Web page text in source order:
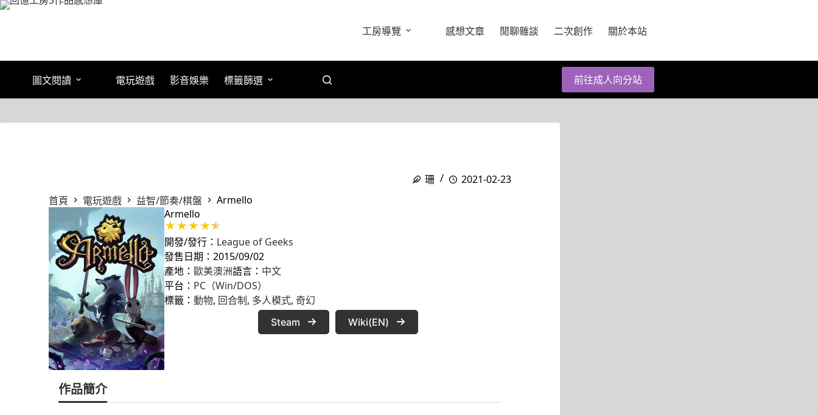
跳
工房導覽 感想文章 閒聊雜談 二次創作 關於本站
圖文閱讀 電玩遊戲 影音娛樂 標籤篩選 前往成人向分站
珊
2021-02-23
首頁
電玩遊戲 益智/節奏/棋盤
Armello
Armello
開發/發行： League of Geeks
發售日期：2015/09/02
產地： 歐美澳洲語言： 中文
平台： PC（Win/DOS）
標籤： 動物, 回合制, 多人模式, 奇幻
Steam Wiki(EN)
作品簡介